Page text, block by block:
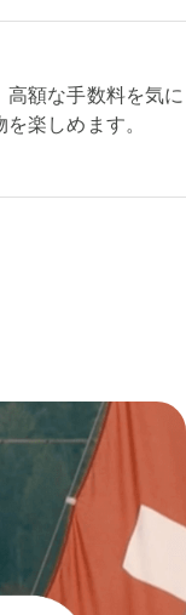
額な手数料を気に
楽しめます。